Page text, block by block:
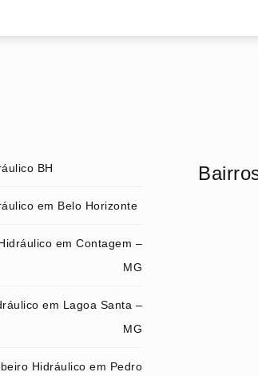
BH
em Belo Horizonte
em Contagem –
MG
em Lagoa Santa –
MG
Hidráulico em Pedro